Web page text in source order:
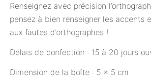
Renseignez avec précision
pensez à bien renseigner les accents
aux fautes d’orthographes !
Délais de confection : 15 à 20 jours
Dimension de la boîte : 5 x 5 cm